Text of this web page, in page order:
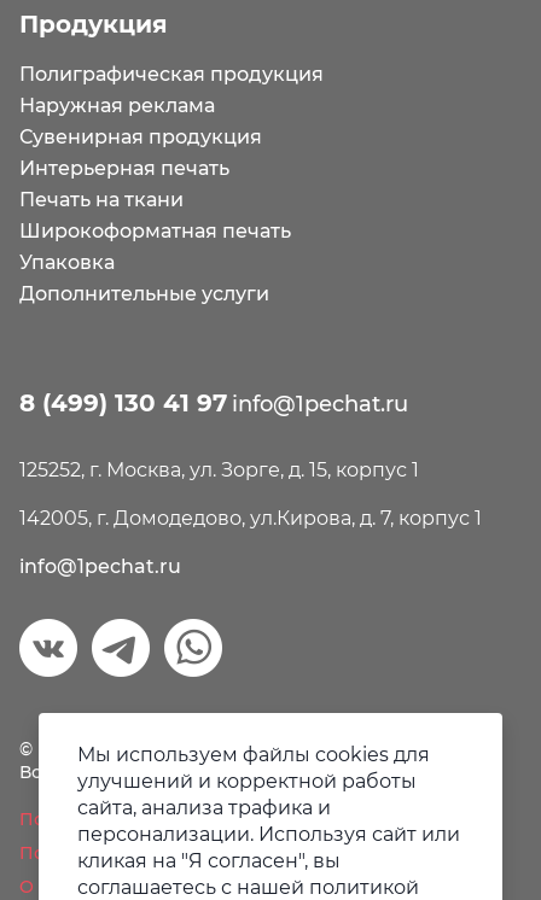
Продукция
Полиграфическая продукция
Наружная реклама
Сувенирная продукция
Интерьерная печать
Печать на ткани
Широкоформатная печать
Упаковка
Дополнительные услуги
8 (499) 130 41 97 info@1pechat.ru
125252, г. Москва, ул. Зорге, д. 15, корпус 1
142005, г. Домодедово, ул.Кирова, д. 7, корпус 1
info@1pechat.ru
© Первая печать, 2018-2026
Все права защищены.
Политика конфиденциальности
Пользовательское соглашение
О файлах Cookie
Мы используем файлы cookies для
улучшений и корректной работы
сайта, анализа трафика и
персонализации. Используя сайт или
кликая на "Я согласен", вы
соглашаетесь с нашей политикой